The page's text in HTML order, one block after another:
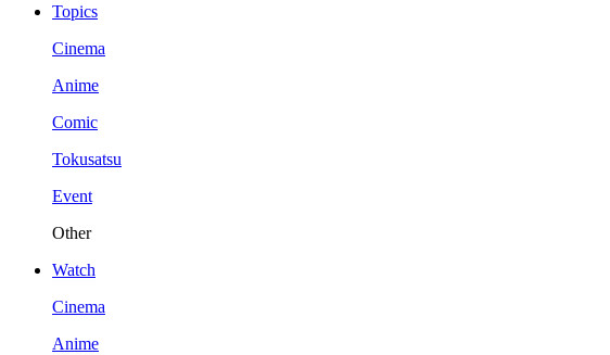
Topics
Cinema
Anime
Comic
Tokusatsu
Event
Other
Watch
Cinema
Anime